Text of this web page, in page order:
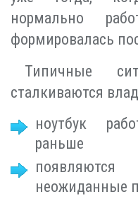
нормально
формировалась
Типичные
сталкиваются
ноутбук
раньше
неожиданные